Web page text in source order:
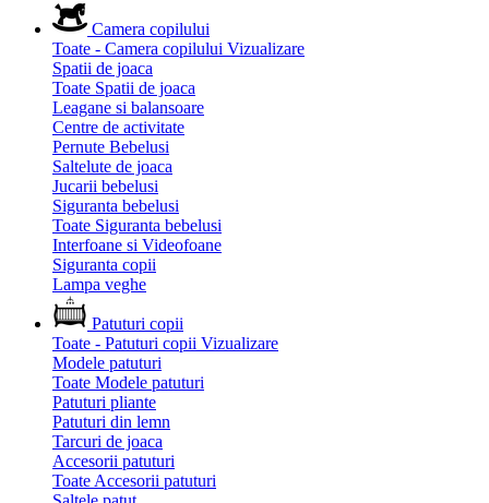
Camera copilului
Toate - Camera copilului Vizualizare
Spatii de joaca
Toate Spatii de joaca
Leagane si balansoare
Centre de activitate
Pernute Bebelusi
Saltelute de joaca
Jucarii bebelusi
Siguranta bebelusi
Toate Siguranta bebelusi
Interfoane si Videofoane
Siguranta copii
Lampa veghe
Patuturi copii
Toate - Patuturi copii Vizualizare
Modele patuturi
Toate Modele patuturi
Patuturi pliante
Patuturi din lemn
Tarcuri de joaca
Accesorii patuturi
Toate Accesorii patuturi